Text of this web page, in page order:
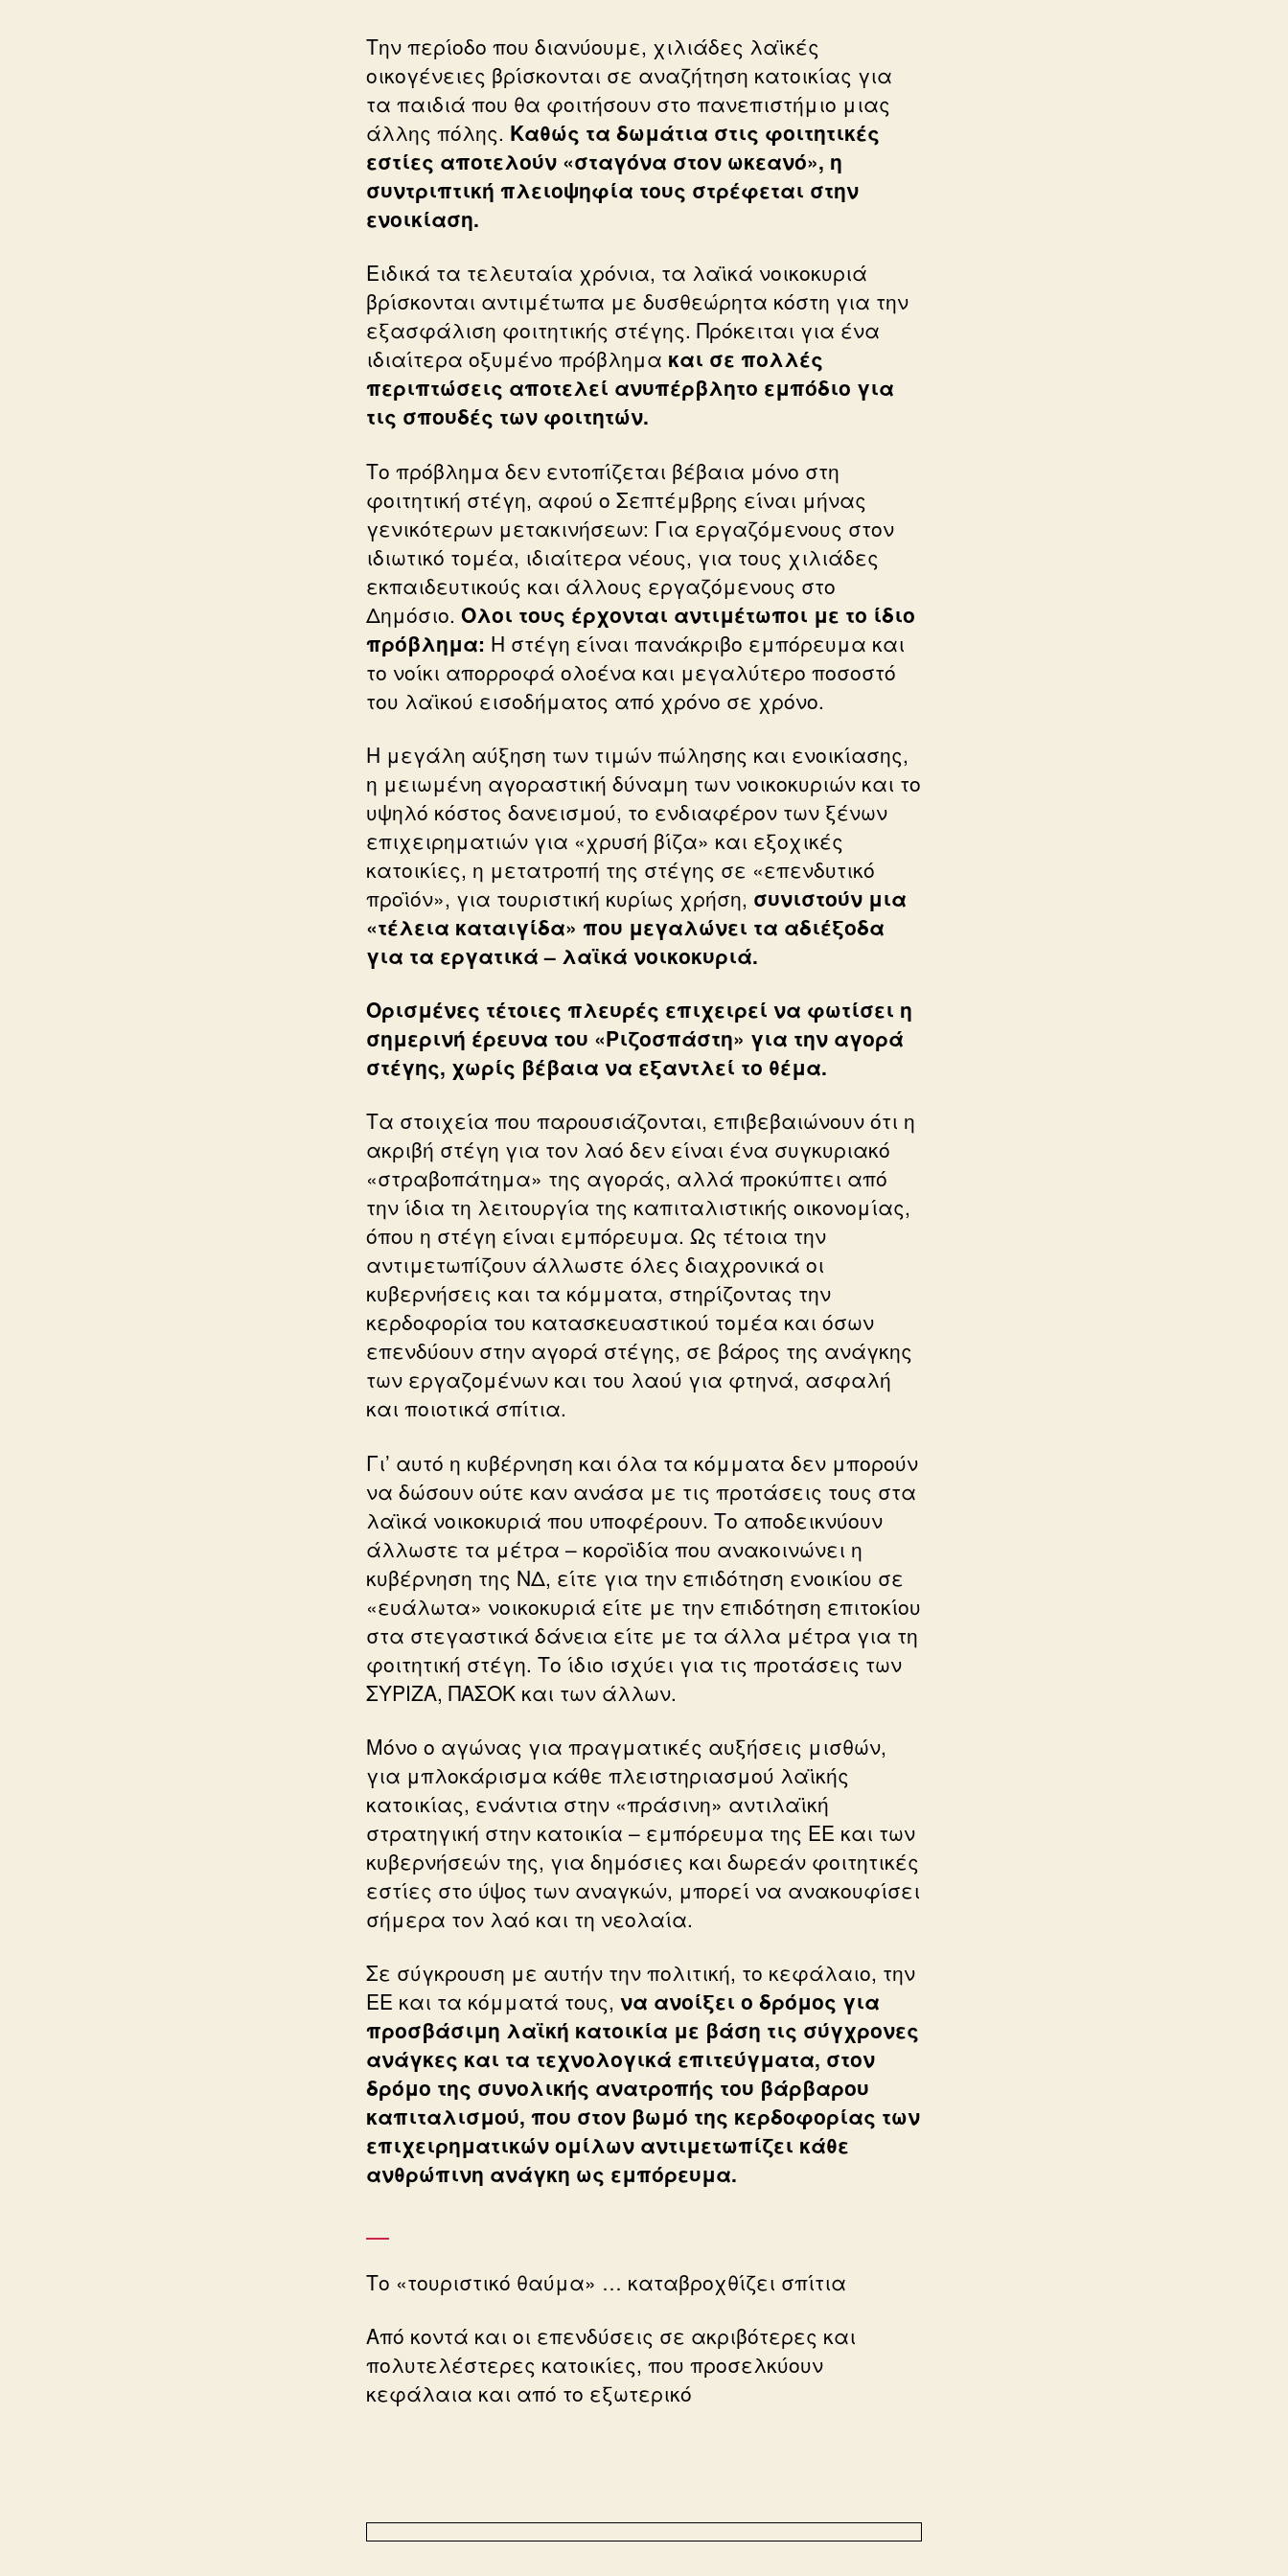
Την περίοδο που διανύουμε, χιλιάδες λαϊκές
οικογένειες βρίσκονται σε αναζήτηση κατοικίας για
τα παιδιά που θα φοιτήσουν στο πανεπιστήμιο μιας
άλλης πόλης. Καθώς τα δωμάτια στις φοιτητικές
εστίες αποτελούν «σταγόνα στον ωκεανό», η
συντριπτική πλειοψηφία τους στρέφεται στην
ενοικίαση.
Ειδικά τα τελευταία χρόνια, τα λαϊκά νοικοκυριά
βρίσκονται αντιμέτωπα με δυσθεώρητα κόστη για την
εξασφάλιση φοιτητικής στέγης. Πρόκειται για ένα
ιδιαίτερα οξυμένο πρόβλημα και σε πολλές
περιπτώσεις αποτελεί ανυπέρβλητο εμπόδιο για
τις σπουδές των φοιτητών.
Το πρόβλημα δεν εντοπίζεται βέβαια μόνο στη
φοιτητική στέγη, αφού ο Σεπτέμβρης είναι μήνας
γενικότερων μετακινήσεων: Για εργαζόμενους στον
ιδιωτικό τομέα, ιδιαίτερα νέους, για τους χιλιάδες
εκπαιδευτικούς και άλλους εργαζόμενους στο
Δημόσιο. Ολοι τους έρχονται αντιμέτωποι με το ίδιο
πρόβλημα: Η στέγη είναι πανάκριβο εμπόρευμα και
το νοίκι απορροφά ολοένα και μεγαλύτερο ποσοστό
του λαϊκού εισοδήματος από χρόνο σε χρόνο.
Η μεγάλη αύξηση των τιμών πώλησης και ενοικίασης,
η μειωμένη αγοραστική δύναμη των νοικοκυριών και το
υψηλό κόστος δανεισμού, το ενδιαφέρον των ξένων
επιχειρηματιών για «χρυσή βίζα» και εξοχικές
κατοικίες, η μετατροπή της στέγης σε «επενδυτικό
προϊόν», για τουριστική κυρίως χρήση, συνιστούν μια
«τέλεια καταιγίδα» που μεγαλώνει τα αδιέξοδα
για τα εργατικά – λαϊκά νοικοκυριά.
Ορισμένες τέτοιες πλευρές επιχειρεί να φωτίσει η
σημερινή έρευνα του «Ριζοσπάστη» για την αγορά
στέγης, χωρίς βέβαια να εξαντλεί το θέμα.
Τα στοιχεία που παρουσιάζονται, επιβεβαιώνουν ότι η
ακριβή στέγη για τον λαό δεν είναι ένα συγκυριακό
«στραβοπάτημα» της αγοράς, αλλά προκύπτει από
την ίδια τη λειτουργία της καπιταλιστικής οικονομίας,
όπου η στέγη είναι εμπόρευμα. Ως τέτοια την
αντιμετωπίζουν άλλωστε όλες διαχρονικά οι
κυβερνήσεις και τα κόμματα, στηρίζοντας την
κερδοφορία του κατασκευαστικού τομέα και όσων
επενδύουν στην αγορά στέγης, σε βάρος της ανάγκης
των εργαζομένων και του λαού για φτηνά, ασφαλή
και ποιοτικά σπίτια.
Γι’ αυτό η κυβέρνηση και όλα τα κόμματα δεν μπορούν
να δώσουν ούτε καν ανάσα με τις προτάσεις τους στα
λαϊκά νοικοκυριά που υποφέρουν. Το αποδεικνύουν
άλλωστε τα μέτρα – κοροϊδία που ανακοινώνει η
κυβέρνηση της ΝΔ, είτε για την επιδότηση ενοικίου σε
«ευάλωτα» νοικοκυριά είτε με την επιδότηση επιτοκίου
στα στεγαστικά δάνεια είτε με τα άλλα μέτρα για τη
φοιτητική στέγη. Το ίδιο ισχύει για τις προτάσεις των
ΣΥΡΙΖΑ, ΠΑΣΟΚ και των άλλων.
Μόνο ο αγώνας για πραγματικές αυξήσεις μισθών,
για μπλοκάρισμα κάθε πλειστηριασμού λαϊκής
κατοικίας, ενάντια στην «πράσινη» αντιλαϊκή
στρατηγική στην κατοικία – εμπόρευμα της ΕΕ και των
κυβερνήσεών της, για δημόσιες και δωρεάν φοιτητικές
εστίες στο ύψος των αναγκών, μπορεί να ανακουφίσει
σήμερα τον λαό και τη νεολαία.
Σε σύγκρουση με αυτήν την πολιτική, το κεφάλαιο, την
ΕΕ και τα κόμματά τους, να ανοίξει ο δρόμος για
προσβάσιμη λαϊκή κατοικία με βάση τις σύγχρονες
ανάγκες και τα τεχνολογικά επιτεύγματα, στον
δρόμο της συνολικής ανατροπής του βάρβαρου
καπιταλισμού, που στον βωμό της κερδοφορίας των
επιχειρηματικών ομίλων αντιμετωπίζει κάθε
ανθρώπινη ανάγκη ως εμπόρευμα.
Το «τουριστικό θαύμα» … καταβροχθίζει σπίτια
Από κοντά και οι επενδύσεις σε ακριβότερες και
πολυτελέστερες κατοικίες, που προσελκύουν
κεφάλαια και από το εξωτερικό